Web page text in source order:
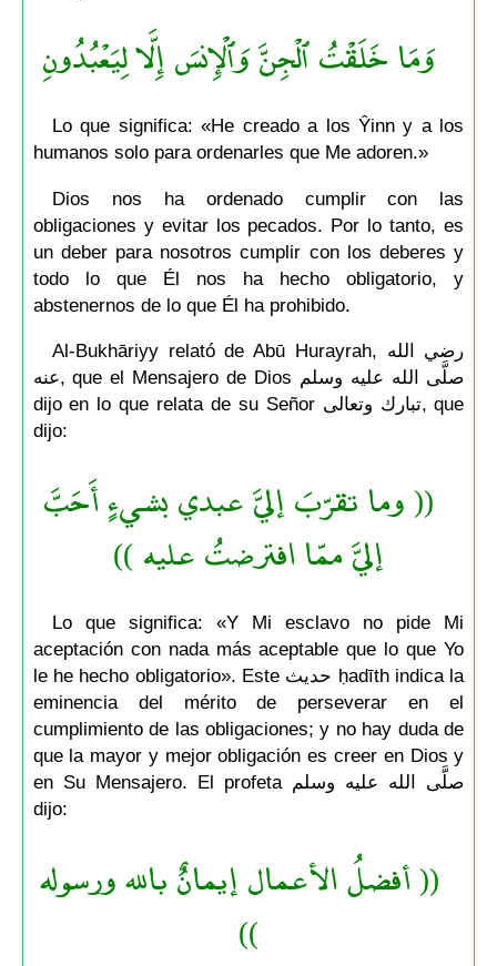
وَمَا خَلَقۡتُ ٱلۡجِنَّ وَٱلۡإِنسَ إِلَّا لِيَعۡبُدُونِ
Lo que significa: «He creado a los Ŷinn y a los
humanos solo para ordenarles que Me adoren.»
Dios nos ha ordenado cumplir con las
obligaciones y evitar los pecados. Por lo tanto, es
un deber para nosotros cumplir con los deberes y
todo lo que Él nos ha hecho obligatorio, y
abstenernos de lo que Él ha prohibido.
Al-Bukhāriyy relató de Abū Hurayrah, رضي الله
عنه, que el Mensajero de Dios صلَّى الله عليه وسلم
dijo en lo que relata de su Señor تبارك وتعالى, que
dijo:
(( وما تقرّبَ إليَّ عبدي بشيءٍ أَحَبَّ
إليَّ ممّا افترضتُ عليه ))
Lo que significa: «Y Mi esclavo no pide Mi
aceptación con nada más aceptable que lo que Yo
le he hecho obligatorio». Este حديث ḥadīth indica la
eminencia del mérito de perseverar en el
cumplimiento de las obligaciones; y no hay duda de
que la mayor y mejor obligación es creer en Dios y
en Su Mensajero. El profeta صلَّى الله عليه وسلم
dijo:
(( أفضلُ الأعمال إيمانٌ بالله ورسوله
))